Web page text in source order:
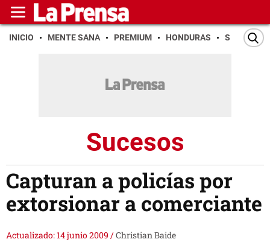
INICIO MENTE SANA PREMIUM HONDURAS SAN PEDRO
Sucesos
Capturan a policías por
extorsionar a comerciante
Actualizado: 14 junio 2009 /Christian Baide